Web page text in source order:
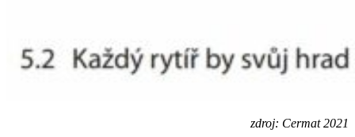
zdroj: Cermat 2021